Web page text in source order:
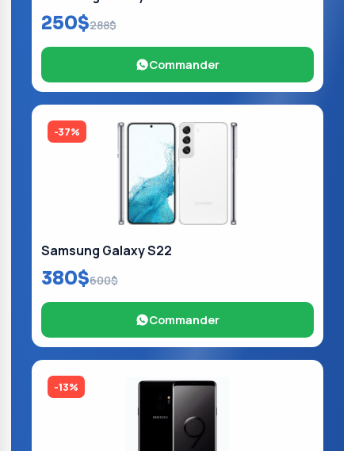
250$288$
Commander
-37%
Samsung Galaxy S22
380$600$
Commander
-13%